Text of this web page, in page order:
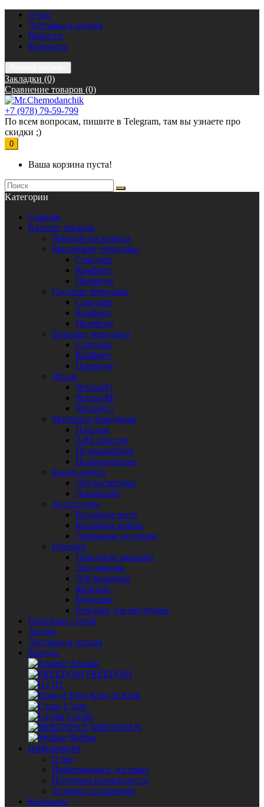
О нас
Доставка и оплата
Новости
Контакты
Закладки (0)
Сравнение товаров (0)
+7 (978) 79-59-799
По всем вопросам, пишите в Telegram, там вы узнаете про
скидки ;)
0
Ваша корзина пуста!
Kатегории
Главная
Каталог товаров
Чемодан на колесах
Маленькие чемоданы
Стандарт
Комфорт
Премиум
Средние чемоданы
Стандарт
Комфорт
Премиум
Большие чемоданы
Стандарт
Комфорт
Премиум
Чехлы
Чехлы(S)
Чехлы(M)
Чехлы(L)
Материал чемоданов
Пластик
ABS пластик
Поликарбонат
Полипропилен
Бьюти-кейсы
Для косметики
Дорожный
Аксессуары
Багажные весы
Багажные ремни
Дорожные подушки
Рюкзаки
Городские рюкзаки
Для девочек
Для мальчика
Женские
Мужские
Рюкзаки для ноутбуков
Полезные статьи
Акции
Доставка и оплата
Бренды
Ananda
FREEDOM
H2
King of King
L'case
Luyida
MIRONPAN
MyBag
Информация
О нас
Информация о доставке
Политика безопасности
Условия соглашения
Контакты